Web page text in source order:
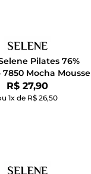
Pilates 76%
Mocha Mousse
Por:
R$ 27,90
1x de R$ 26,50